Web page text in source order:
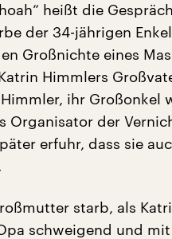
heißt die
der 34-jährigen
Großnichte eines
Himmlers
ihr Großonkel
Organisator der
erfuhr, dass sie
starb, als
schweigend und